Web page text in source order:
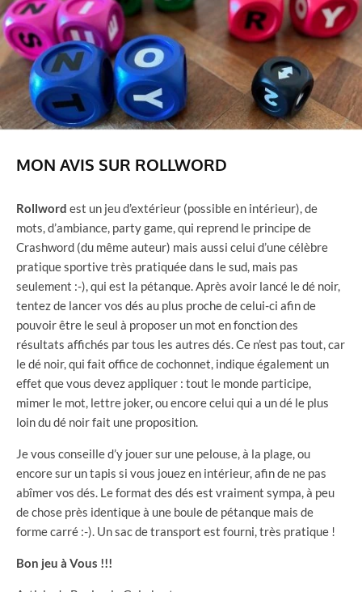
MON AVIS SUR ROLLWORD
Rollword est un jeu d’extérieur (possible en intérieur), de
mots, d’ambiance, party game, qui reprend le principe de
Crashword (du même auteur) mais aussi celui d’une célèbre
pratique sportive très pratiquée dans le sud, mais pas
seulement :-), qui est la pétanque. Après avoir lancé le dé noir,
tentez de lancer vos dés au plus proche de celui-ci afin de
pouvoir être le seul à proposer un mot en fonction des
résultats affichés par tous les autres dés. Ce n’est pas tout, car
le dé noir, qui fait office de cochonnet, indique également un
effet que vous devez appliquer : tout le monde participe,
mimer le mot, lettre joker, ou encore celui qui a un dé le plus
loin du dé noir fait une proposition.
Je vous conseille d’y jouer sur une pelouse, à la plage, ou
encore sur un tapis si vous jouez en intérieur, afin de ne pas
abîmer vos dés. Le format des dés est vraiment sympa, à peu
de chose près identique à une boule de pétanque mais de
forme carré :-). Un sac de transport est fourni, très pratique !
Bon jeu à Vous !!!